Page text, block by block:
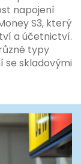
napojení
S3, který
a účetnictví.
typy
se skladovými